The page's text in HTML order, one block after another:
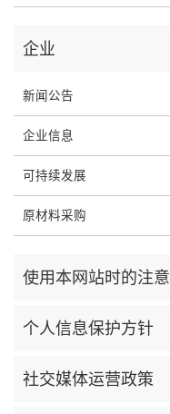
企业
新闻公告
企业信息
可持续发展
原材料采购
使用本网站时的注
个人信息保护方针
社交媒体运营政策